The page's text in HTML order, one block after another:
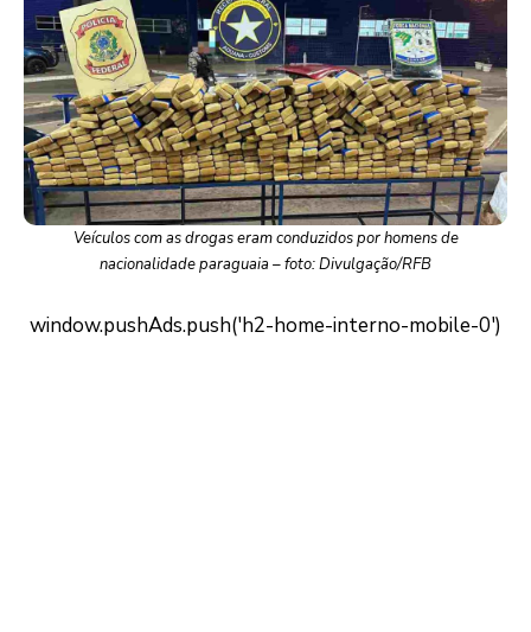
Veículos com as drogas eram conduzidos por homens de
nacionalidade paraguaia – foto: Divulgação/RFB